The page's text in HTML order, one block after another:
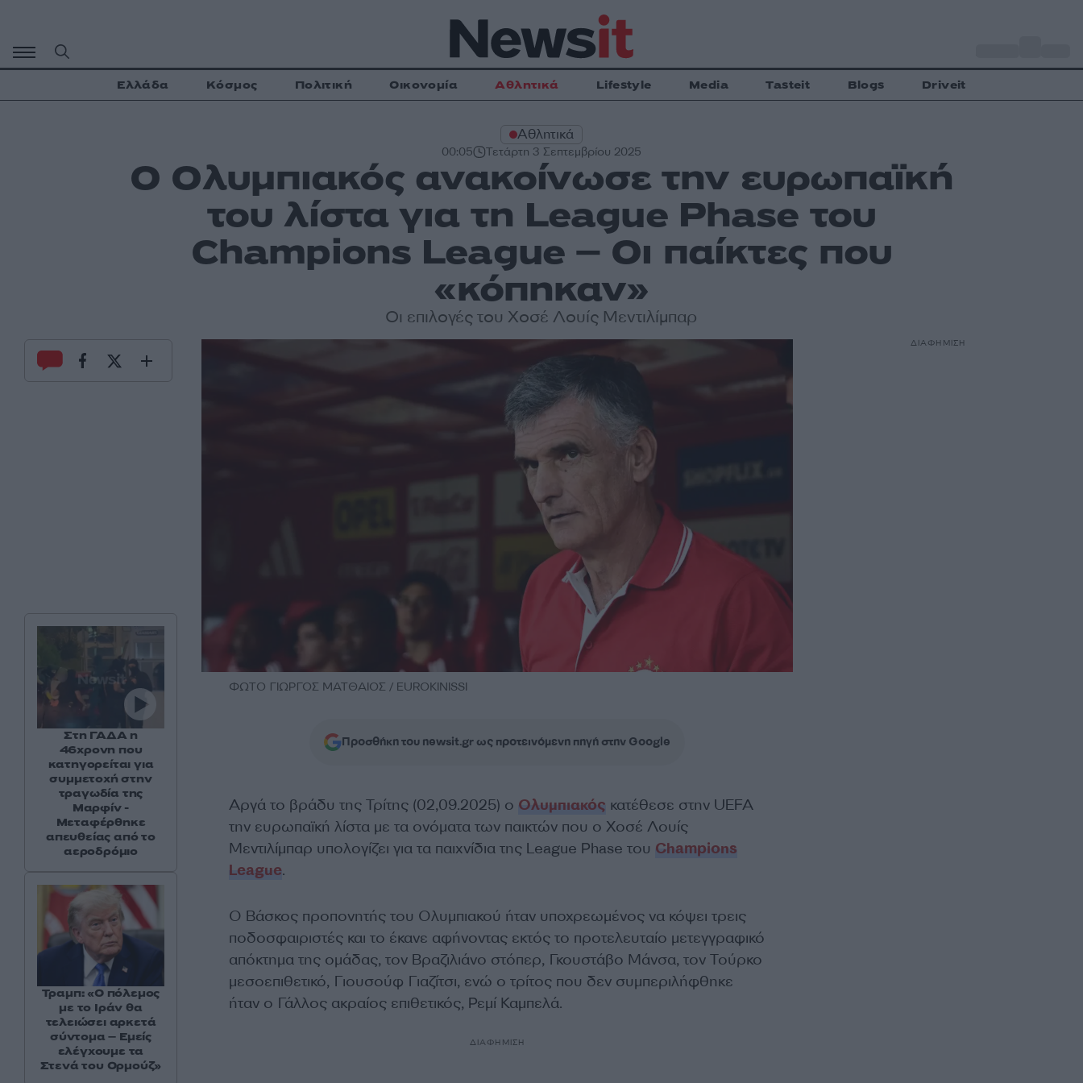
περιεχόμενο
Ελλάδα Κόσμος Πολιτική Οικονομία Αθλητικά Lifestyle Media Tasteit Blogs Driveit
Αθλητικά
00:05 Τετάρτη 3 Σεπτεμβρίου 2025
Ο Ολυμπιακός ανακοίνωσε την ευρωπαϊκή
του λίστα για τη League Phase του
Champions League – Οι παίκτες που
«κόπηκαν»
Οι επιλογές του Χοσέ Λουίς Μεντιλίμπαρ
ΦΩΤΟ ΓΙΩΡΓΟΣ ΜΑΤΘΑΙΟΣ / EUROKINISSI
Προσθήκη του newsit.gr ως προτεινόμενη πηγή στην Google
Αργά το βράδυ της Τρίτης (02,09.2025) ο Ολυμπιακός κατέθεσε στην UEFA
την ευρωπαϊκή λίστα με τα ονόματα των παικτών που ο Χοσέ Λουίς
Μεντιλίμπαρ υπολογίζει για τα παιχνίδια της League Phase του Champions
League.
Ο Βάσκος προπονητής του Ολυμπιακού ήταν υποχρεωμένος να κόψει τρεις
ποδοσφαιριστές και το έκανε αφήνοντας εκτός το προτελευταίο μετεγγραφικό
απόκτημα της ομάδας, τον Βραζιλιάνο στόπερ, Γκουστάβο Μάνσα, τον Τούρκο
μεσοεπιθετικό, Γιουσούφ Γιαζίτσι, ενώ ο τρίτος που δεν συμπεριλήφθηκε
ήταν ο Γάλλος ακραίος επιθετικός, Ρεμί Καμπελά.
ΔΙΑΦΗΜΙΣΗ
Στη ΓΑΔΑ η
46χρονη που
κατηγορείται για
συμμετοχή στην
τραγωδία της
Μαρφίν -
Μεταφέρθηκε
απευθείας από το
αεροδρόμιο
Τραμπ: «Ο πόλεμος
με το Ιράν θα
τελειώσει αρκετά
σύντομα – Εμείς
ελέγχουμε τα
Στενά του Ορμούζ»
ΔΙΑΦΗΜΙΣΗ